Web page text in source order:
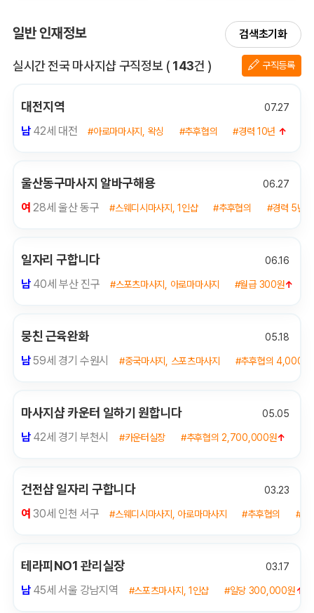
일반 인재정보 검색초기화
실시간 전국 마사지샵 구직정보 전체 목록
( 143건 ) 구직등록
07.27
대전지역
남42세 대전#아로마마사지, 왁싱 #추후협의 #경력 10년 ↑
06.27
울산동구마사지 알바구해용
여 28세 울산 동구#스웨디시마사지, 1인샵 #추후협의 #경력 5년
06.16
일자리 구합니다
남40세 부산 진구#스포츠마사지, 아로마마사지 #월급 300원↑
05.18
뭉친 근육완화
남59세 경기 수원시 #중국마사지, 스포츠마사지 #추후협의
05.05
마사지샵 카운터 일하기 원합니다
남42세 경기 부천시 #카운터실장 #추후협의 2,700,000원↑
03.23
건전샵 일자리 구합니다
여 30세 인천 서구#스웨디시마사지, 아로마마사지 #추후협의 #경
03.17
테라피NO1 관리실장
남45세 서울 강남지역 #스포츠마사지, 1인샵 #일당 300,000원↑